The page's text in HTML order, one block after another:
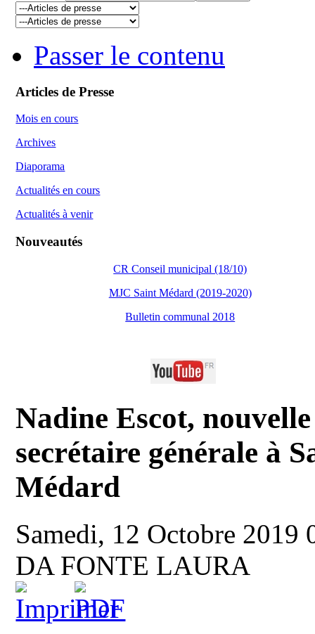
Passer le contenu
Articles de Presse
Mois en cours
Archives
Diaporama
Actualités en cours
Actualités à venir
Nouveautés
CR Conseil municipal (18/10)
MJC Saint Médard (2019-2020)
Bulletin communal 2018
Nadine Escot, nouvelle
secrétaire générale à
Médard
Samedi, 12 Octobre 2019
DA FONTE LAURA